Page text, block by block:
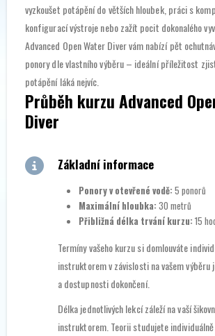
vyzkoušet potápění do větších hloubek, práci s
konfigurací výstroje nebo zažít pocit dokonalého
Advanced Open Water Diver vám nabízí pět
ponory dle vlastního výběru – ideální příležitost
potápění láká nejvíc.
Průběh kurzu Advanced
Diver
Základní informace
Ponory v otevřené vodě: 5 ponorů
Maximální hloubka: 30 metrů
Přibližná délka trvání kurzu: 15
Termíny vašeho kurzu si domlouváte
instruktorem v závislosti na vašem výběru
a dostupnosti dokončení.
Délka jednotlivých lekcí záleží na vaší
instruktorem. Teorii studujete